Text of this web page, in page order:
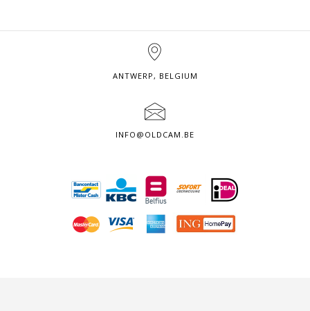
ANTWERP, BELGIUM
INFO@OLDCAM.BE